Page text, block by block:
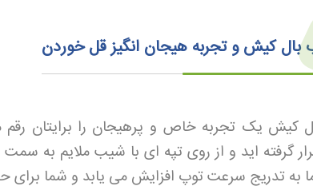
بال کیش و تجربه هیجان انگیز قل خوردن
کیش یک تجربه خاص و پرهیجان را برایتان
گرفته اید و از روی تپه ای با شیب ملایم به
به تدریج سرعت توپ افزایش می یابد و شما برای